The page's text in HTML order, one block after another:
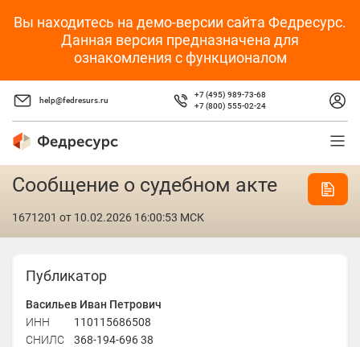
Вы находитесь на демо-версии сайта Федресурс.
Данная версия предназначена для
ознакомления с функционалом
help@fedresurs.ru
+7 (495) 989-73-68
+7 (800) 555-02-24
Сообщение о судебном акте
1671201 от 10.02.2026 16:00:53 МСК
Публикатор
Васильев Иван Петрович
ИНН
110115686508
СНИЛС
368-194-696 38